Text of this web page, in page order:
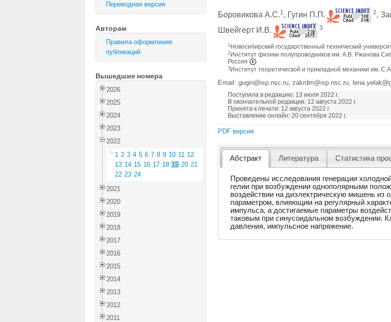
Переводная версия
Авторам
Правила оформления
публикаций
Вышедшие номера
2026
2025
2024
2023
2022
1 2 3 4 5 6 7 8 9 10 11 12
13 14 15 16 17 18 19 20 21
22 23 24
2021
2020
2019
2018
2017
2016
2015
2014
2013
2012
2011
Боровикова А.С.1 , Гугин П.П. 2,
Швейгерт И.В.
3
1 Новосибирский государственный технический
2 Институт физики полупроводников им. А.В. Ржанова
Россия
3 Институт теоретической и прикладной механики им.
Email: gugin@isp.nsc.ru, zakrdm@isp.nsc.ru,
Поступила в редакцию: 13 июля 2022 г.
В окончательной редакции: 12 августа 2022 г.
Принята к печати: 12 августа 2022 г.
Выставление онлайн: 20 сентября 2022 г.
PDF версия
Абстракт Литература Статистика
Проведены исследования генерации
гелии при возбуждении однополярными
воздействии на диэлектрическую мишень из
параметром, влияющим на регулярный
импульса, а достигаемые параметры
таковым при синусоидальном возбуждении.
давления, импульсное напряжение.